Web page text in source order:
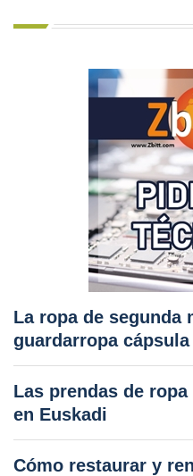
La ropa de segunda
guardarropa
Las prendas de
en Euskadi
Cómo restaurar y